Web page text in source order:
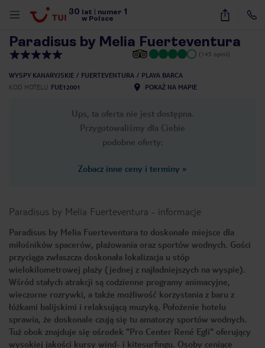
30 lat numer 1
w Polsce
44
Paradisus by Melia Fuerteventura
(145 opinii)
WYSPY KANARYJSKIE FUERTEVENTURA
PLAYA BARCA
KOD HOTELU FUE12001 POKAŻ NA MAPIE
Ups, ta oferta nie jest dostępna.
Przygotowaliśmy dla Ciebie
podobne oferty:
Zobacz inne ceny i terminy »
Paradisus by Melia Fuerteventura - informacje
Paradisus by Melia Fuerteventura to doskonałe miejsce dla
miłośników spacerów, plażowania oraz sportów wodnych. Gości
przyciąga zwłaszcza doskonała lokalizacja u stóp
wielokilometrowej plaży (jednej z najładniejszych na wyspie).
Wśród stałych atrakcji są codzienne programy animacyjne,
wieczorne rozrywki, a także możliwość korzystania z baru z
łóżkami balijskimi i relaksującą muzyką. Położenie hotelu
sprawia, że doskonale czują się tu amatorzy sportów wodnych.
Tuż obok znajduje się ośrodek "Pro Center René Egli" oferujący
wysokiej jakości kursy wind- i kitesurfingu. Osoby ceniące